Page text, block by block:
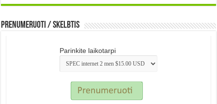
Prenumeruoti / Skelbtis
Parinkite laikotarpi